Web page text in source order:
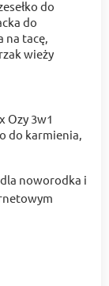
do
do
na tacę,
wieży
noworodka i